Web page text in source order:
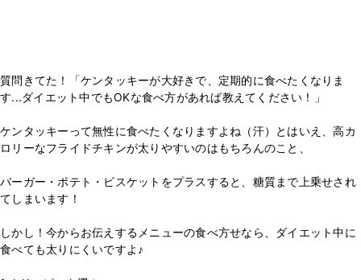
質問きてた！「ケンタッキーが大好きで、定期的に食べたくなりま
す...ダイエット中でもOKな食べ方があれば教えてください！」
ケンタッキーって無性に食べたくなりますよね（汗）とはいえ、高カ
ロリーなフライドチキンが太りやすいのはもちろんのこと、
バーガー・ポテト・ビスケットをプラスすると、糖質まで上乗せされ
てしまいます！
しかし！今からお伝えするメニューの食べ方せなら、ダイエット中に
食べても太りにくいですよ♪